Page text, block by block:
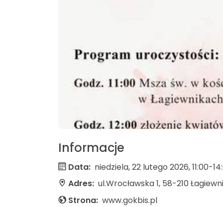
Informacje
Data: niedziela, 22 lutego 2026, 11:00-
Adres: ul.Wrocławska 1, 58-210
Strona: www.gokbis.pl